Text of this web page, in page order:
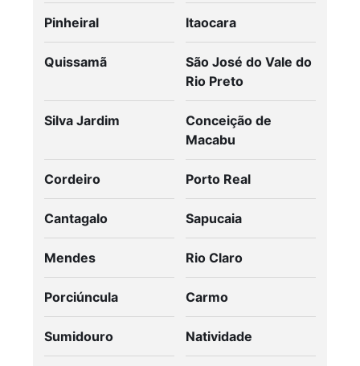
Pinheiral Itaocara
Quissamã
São José do Vale do
Rio Preto
Silva Jardim
Conceição de
Macabu
Cordeiro Porto Real
Cantagalo Sapucaia
Mendes Rio Claro
Porciúncula Carmo
Sumidouro Natividade